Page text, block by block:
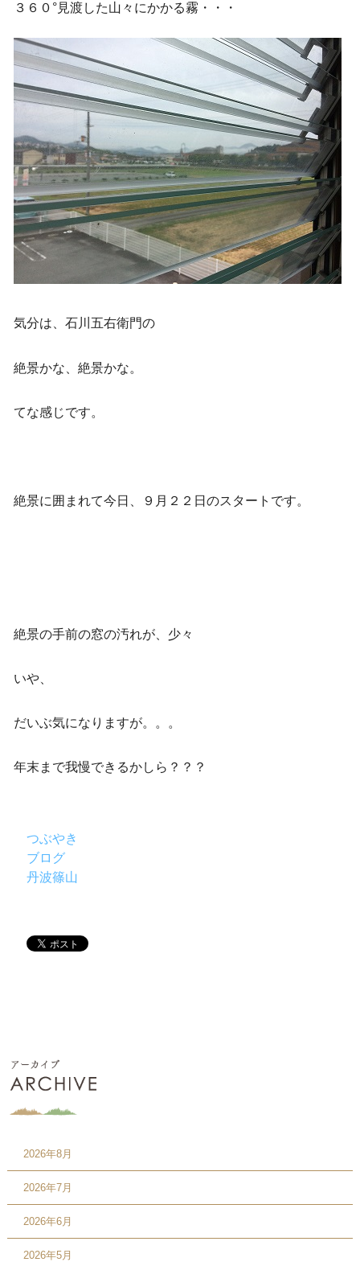
３６０°見渡した山々にかかる霧・・・
気分は、石川五右衛門の
絶景かな、絶景かな。
てな感じです。
絶景に囲まれて今日、９月２２日のスタートです。
絶景の手前の窓の汚れが、少々
いや、
だいぶ気になりますが。。。
年末まで我慢できるかしら？？？
つぶやき
ブログ
丹波篠山
2026年8月
2026年7月
2026年6月
2026年5月